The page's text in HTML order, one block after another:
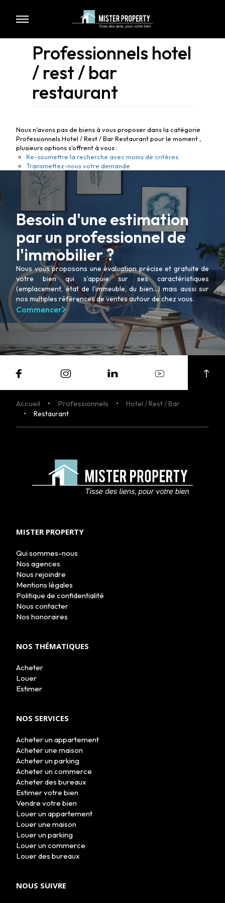
NOUS REJOINDRE
Professionnels hotel
/ rest / bar
restaurant
Nous n'avons pas de biens à vous proposer dans la catégorie
Professionnels Hotel / Rest / Bar Restaurant pour le moment ,
plusieurs options s'offrent à vous :
Re-soumettre la recherche avec moins de critères.
Transmettez-nous votre demande
Besoin d'une estimation
par un professionnel de
l'immobilier ?
Nous vous proposons une évaluation précise et gratuite de
votre bien qui s'appuie sur ses caractéristiques
(emplacement, état de l'immeuble, du bien...) mais aussi sur
nos multiples références de ventes autour de chez vous.
Commencer
Accueil Professionnels
Hotel / Rest / Bar
Restaurant
MISTER PROPERTY
Qui sommes-nous
Nos agences
Nous rejoindre
Mentions légales
Politique de confidentialité
Nous contacter
Nos honoraires
NOS THÉMATIQUES
Acheter
Louer
Estimer
NOS SERVICES
Acheter un appartement
Acheter une maison
Acheter un parking
Acheter un commerce
Acheter des bureaux
Estimer votre bien
Vendre votre bien
Louer un appartement
Louer une maison
Louer un parking
Louer un commerce
Louer des bureaux
NOUS SUIVRE